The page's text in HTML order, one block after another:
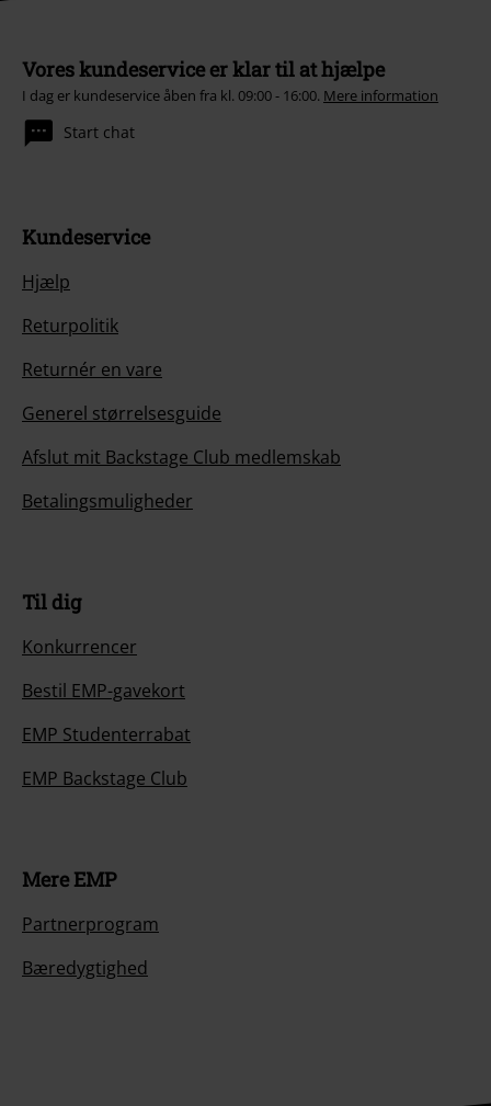
Vores kundeservice er klar til at hjælpe
I dag er kundeservice åben fra kl. 09:00 - 16:00. Mere information
Start chat
Kundeservice
Hjælp
Returpolitik
Returnér en vare
Generel størrelsesguide
Afslut mit Backstage Club medlemskab
Betalingsmuligheder
Til dig
Konkurrencer
Bestil EMP-gavekort
EMP Studenterrabat
EMP Backstage Club
Mere EMP
Partnerprogram
Bæredygtighed